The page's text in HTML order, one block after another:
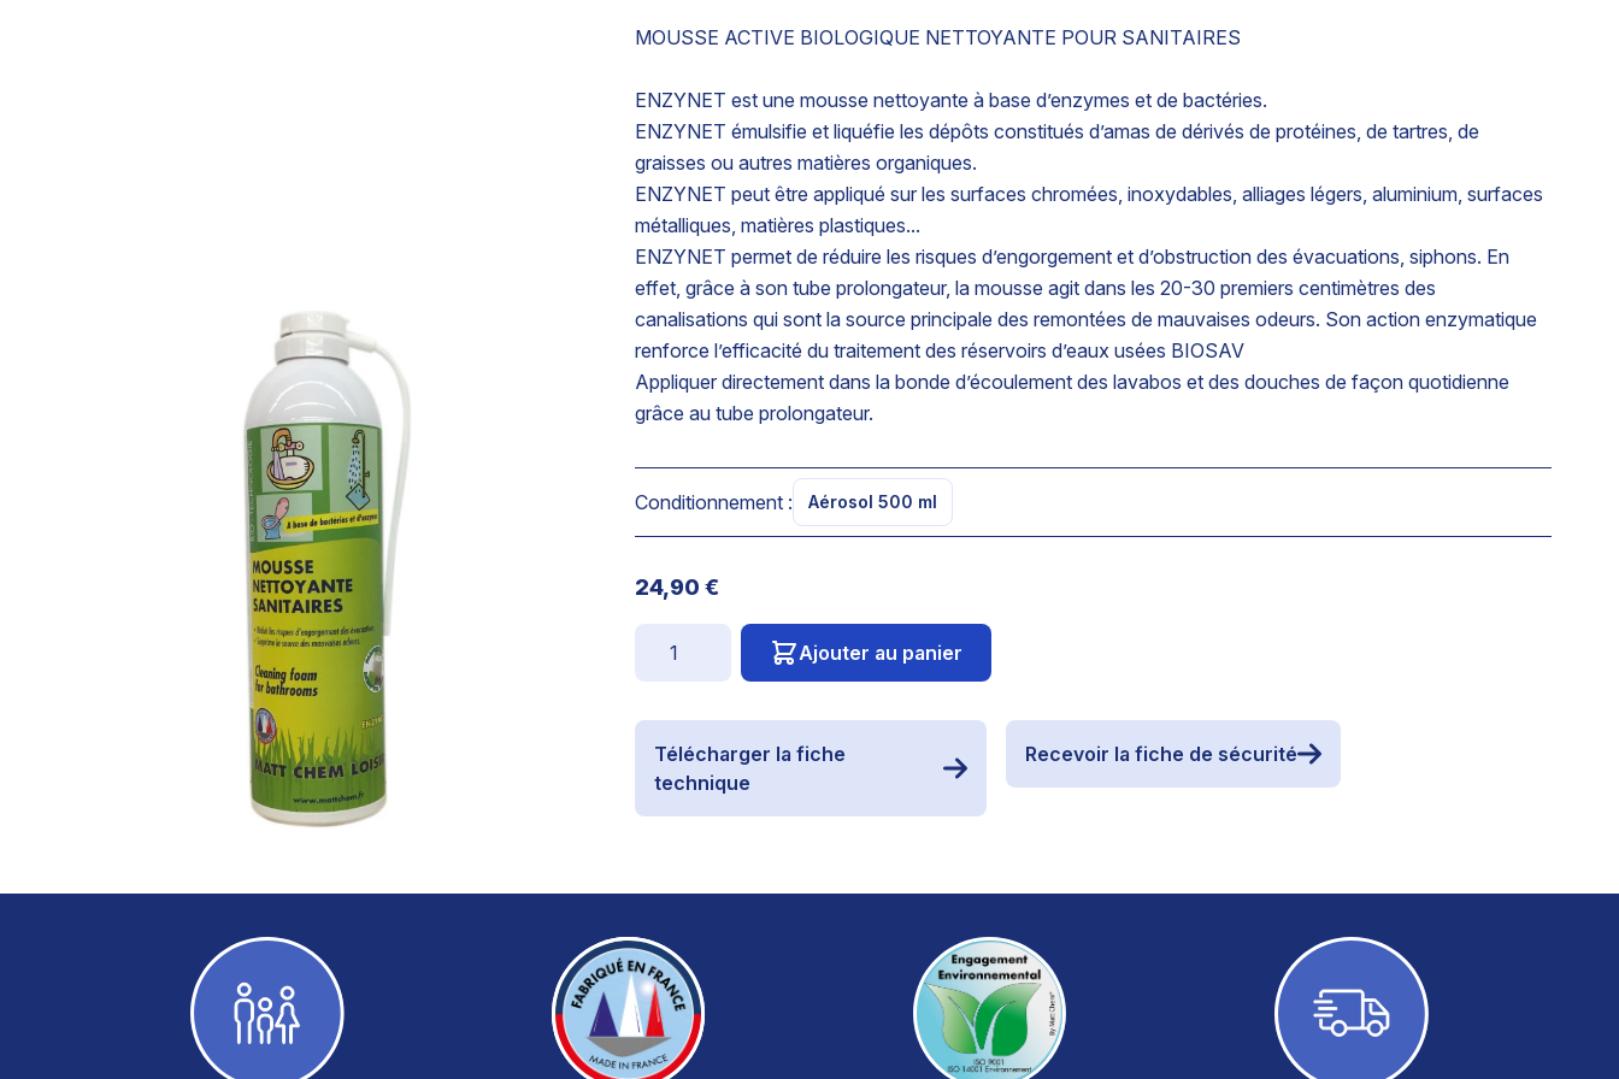
MOUSSE ACTIVE BIOLOGIQUE NETTOYANTE POUR SANITAIRES
ENZYNET est une mousse nettoyante à base d’enzymes et de bactéries.
ENZYNET émulsifie et liquéfie les dépôts constitués d’amas de dérivés de protéines, de tartres, de
graisses ou autres matières organiques.
ENZYNET peut être appliqué sur les surfaces chromées, inoxydables, alliages légers, aluminium, surfaces
métalliques, matières plastiques...
ENZYNET permet de réduire les risques d’engorgement et d’obstruction des évacuations, siphons. En
effet, grâce à son tube prolongateur, la mousse agit dans les 20-30 premiers centimètres des
canalisations qui sont la source principale des remontées de mauvaises odeurs. Son action enzymatique
renforce l’efficacité du traitement des réservoirs d’eaux usées BIOSAV
Appliquer directement dans la bonde d’écoulement des lavabos et des douches de façon quotidienne
grâce au tube prolongateur.
Conditionnement : Aérosol 500 ml
24,90 €
Ajouter au panier
Télécharger la fiche
technique
Recevoir la fiche de sécurité